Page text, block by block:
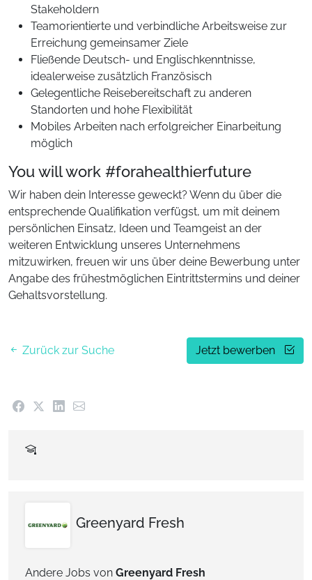
Stakeholdern
Teamorientierte und verbindliche Arbeitsweise zur
Erreichung gemeinsamer Ziele
Fließende Deutsch- und Englischkenntnisse,
idealerweise zusätzlich Französisch
Gelegentliche Reisebereitschaft zu anderen
Standorten und hohe Flexibilität
Mobiles Arbeiten nach erfolgreicher Einarbeitung
möglich
You will work #forahealthierfuture
Wir haben dein Interesse geweckt? Wenn du über die
entsprechende Qualifikation verfügst, um mit deinem
persönlichen Einsatz, Ideen und Teamgeist an der
weiteren Entwicklung unseres Unternehmens
mitzuwirken, freuen wir uns über deine Bewerbung unter
Angabe des frühestmöglichen Eintrittstermins und deiner
Gehaltsvorstellung.
Zurück zur Suche Jetzt bewerben
Greenyard Fresh
Andere Jobs von Greenyard Fresh